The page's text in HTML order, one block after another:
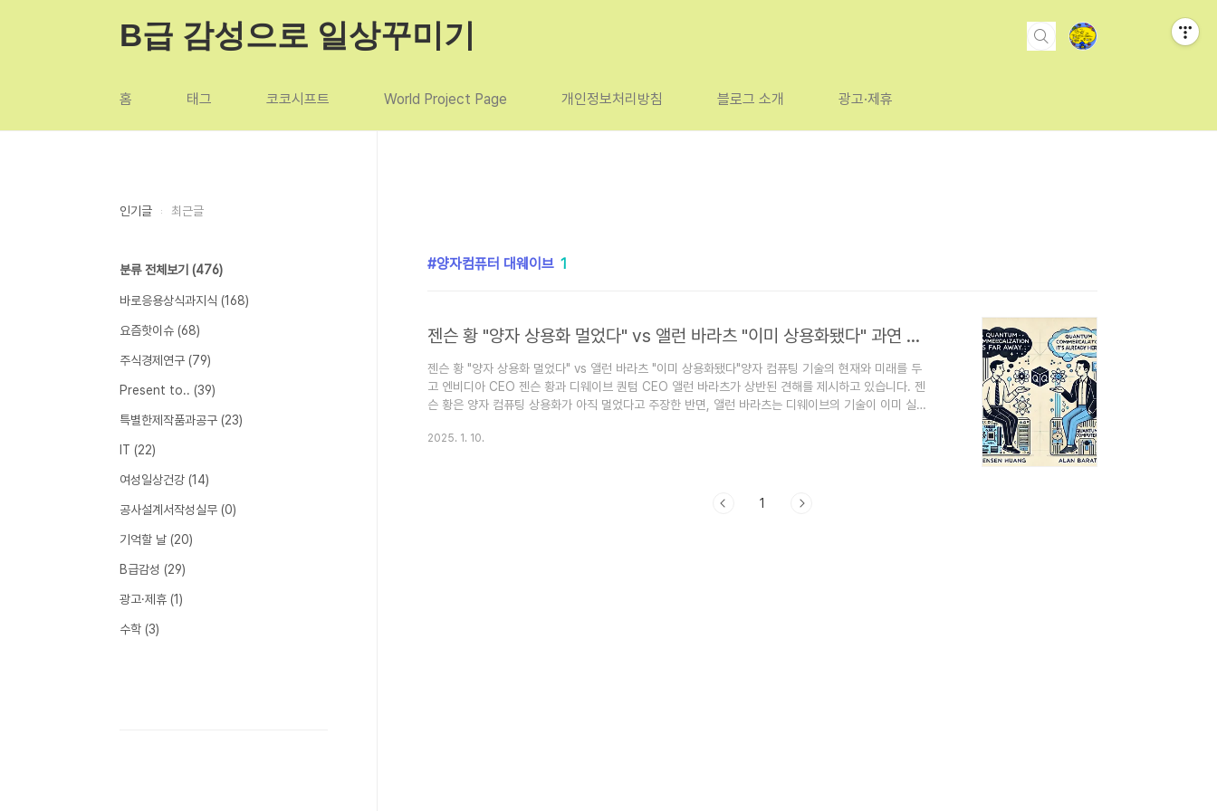
B급 감성으로 일상꾸미기
홈 태그 코코시프트 World Project Page 개인정보처리방침 블로그 소개 광고·제휴
양자컴퓨터 대웨이브 1
젠슨 황 "양자 상용화 멀었다" vs 앨런 바라츠 "이미 상용화됐다" 과연 누구의 말이 맞나?
젠슨 황 "양자 상용화 멀었다" vs 앨런 바라츠 "이미 상용화됐다"양자 컴퓨팅 기술의 현재와 미래를 두
고 엔비디아 CEO 젠슨 황과 디웨이브 퀀텀 CEO 앨런 바라츠가 상반된 견해를 제시하고 있습니다. 젠
슨 황은 양자 컴퓨팅 상용화가 아직 멀었다고 주장한 반면, 앨런 바라츠는 디웨이브의 기술이 이미 실질
이온 큐는 하루만에 약 -40%가 하락하였고 리게티 컴퓨팅 또한 약 -45% 정도가 하락하여 투자자들
2025. 1. 10.
1
인기글 최근글
분류 전체보기 (476)
바로응용상식과지식 (168)
요즘핫이슈 (68)
주식경제연구 (79)
Present to.. (39)
특별한제작품과공구 (23)
IT (22)
여성일상건강 (14)
공사설계서작성실무 (0)
기억할 날 (20)
B급감성 (29)
광고·제휴 (1)
수학 (3)